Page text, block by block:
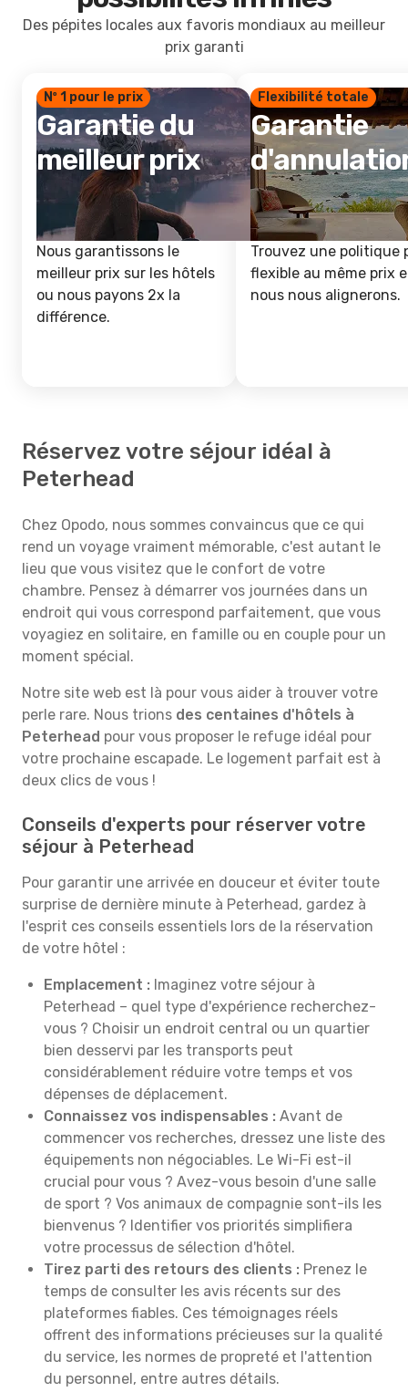
Des pépites locales aux favoris mondiaux au meilleur
prix garanti
Nº 1 pour le prix
Garantie du
meilleur prix
Nous garantissons le
meilleur prix sur les hôtels
ou nous payons 2x la
différence.
Flexibilité totale
Garantie
Trouvez une politique
flexible au même prix
nous nous alignerons.
Réservez votre séjour idéal à
Peterhead
Chez Opodo, nous sommes convaincus que ce qui
rend un voyage vraiment mémorable, c'est autant le
lieu que vous visitez que le confort de votre
chambre. Pensez à démarrer vos journées dans un
endroit qui vous correspond parfaitement, que vous
voyagiez en solitaire, en famille ou en couple pour un
moment spécial.
Notre site web est là pour vous aider à trouver votre
perle rare. Nous trions des centaines d'hôtels à
Peterhead pour vous proposer le refuge idéal pour
votre prochaine escapade. Le logement parfait est à
deux clics de vous !
Conseils d'experts pour réserver votre
séjour à Peterhead
Pour garantir une arrivée en douceur et éviter toute
surprise de dernière minute à Peterhead, gardez à
l'esprit ces conseils essentiels lors de la réservation
de votre hôtel :
Emplacement : Imaginez votre séjour à
Peterhead – quel type d'expérience recherchez-
vous ? Choisir un endroit central ou un quartier
bien desservi par les transports peut
considérablement réduire votre temps et vos
dépenses de déplacement.
Connaissez vos indispensables : Avant de
commencer vos recherches, dressez une liste des
équipements non négociables. Le Wi-Fi est-il
crucial pour vous ? Avez-vous besoin d'une salle
de sport ? Vos animaux de compagnie sont-ils les
bienvenus ? Identifier vos priorités simplifiera
votre processus de sélection d'hôtel.
Tirez parti des retours des clients : Prenez le
temps de consulter les avis récents sur des
plateformes fiables. Ces témoignages réels
offrent des informations précieuses sur la qualité
du service, les normes de propreté et l'attention
du personnel, entre autres détails.